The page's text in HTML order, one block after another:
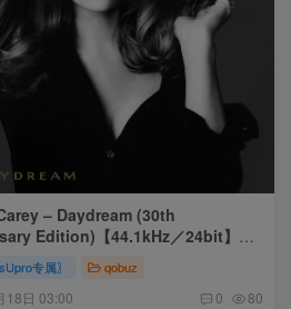
– Daydream (30th
Edition)【44.1kHz／24bit】美
专属〗 qobuz
18日 03:00 0 80